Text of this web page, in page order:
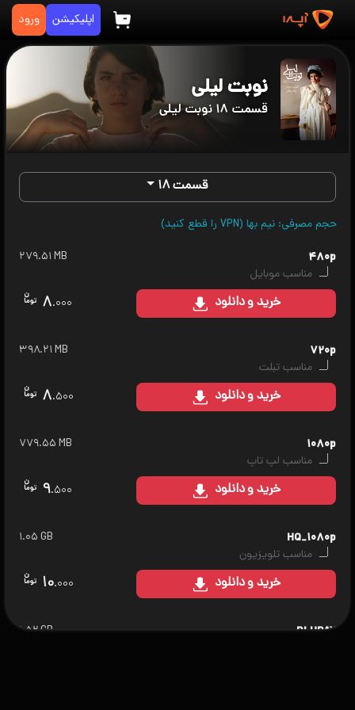
اپلیکیشن ورود
نوبت لیلی
قسمت ۱۸ نوبت لیلی
قسمت ۱۸
حجم مصرفی: نیم بها (VPN را قطع کنید)
۴۸۰p
مناسب موبایل
۲۷۹.۵۱ MB
خریدو دانلود ۸.۰۰۰
۷۲۰p
مناسب تبلت
۳۹۸.۲۱ MB
خریدو دانلود ۸.۵۰۰
۱۰۸۰p
مناسب لپ تاپ
۷۷۹.۵۵ MB
خریدو دانلود ۹.۵۰۰
HQ_۱۰۸۰p
مناسب تلویزیون
۱.۰۵ GB
خریدو دانلود ۱۰.۰۰۰
BLURAY
۱.۵۲ GB